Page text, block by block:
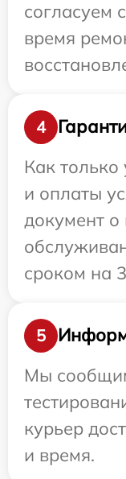
согласуем
время
4
Как только
и оплаты
документ о
сроком на
5
Мы
курьер
и время.